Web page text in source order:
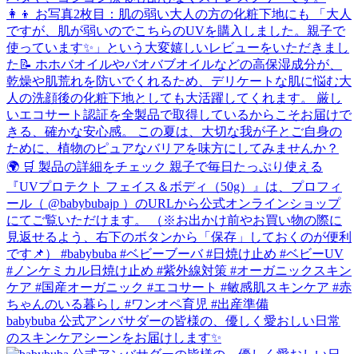
babybuba 公式アンバサダーの皆様の、優しく愛おしい日常
のスキンケアシーンをお届けします✨